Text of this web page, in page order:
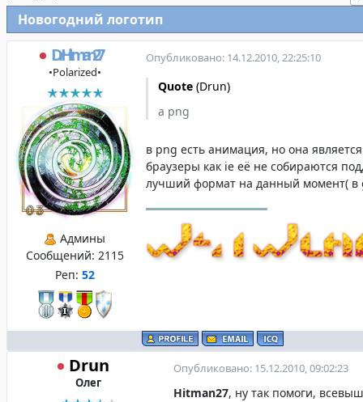
Новогодний логотип
DrHitman27
•Polarized•
Админы
Сообщений: 2115
Реп: 52
Опубликовано: 14.12.2010, 22:25:10
Quote (Drun)
а png
в png есть анимация, но она
браузеры как ie её не собираются
лучший формат на данный момент( в
Drun
Олег
Опубликовано: 15.12.2010, 09:02:23
Hitman27, ну так помоги,